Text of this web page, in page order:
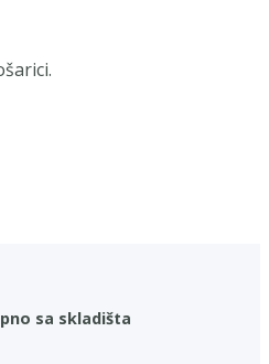
sa skladišta